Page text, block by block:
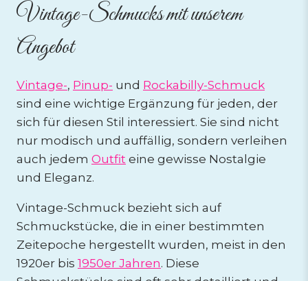
Vintage-Schmucks mit unserem
Angebot
Vintage-, Pinup- und Rockabilly-Schmuck
sind eine wichtige Ergänzung für jeden, der
sich für diesen Stil interessiert. Sie sind nicht
nur modisch und auffällig, sondern verleihen
auch jedem Outfit eine gewisse Nostalgie
und Eleganz.
Vintage-Schmuck bezieht sich auf
Schmuckstücke, die in einer bestimmten
Zeitepoche hergestellt wurden, meist in den
1920er bis 1950er Jahren. Diese